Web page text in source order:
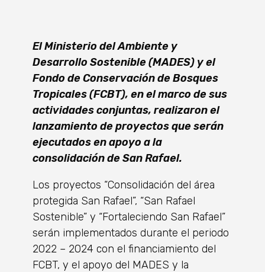
El Ministerio del Ambiente y
Desarrollo Sostenible (MADES) y el
Fondo de Conservación de Bosques
Tropicales (FCBT), en el marco de sus
actividades conjuntas, realizaron el
lanzamiento de proyectos que serán
ejecutados en apoyo a la
consolidación de San Rafael.
Los proyectos “Consolidación del área
protegida San Rafael”, “San Rafael
Sostenible” y “Fortaleciendo San Rafael”
serán implementados durante el periodo
2022 – 2024 con el financiamiento del
FCBT, y el apoyo del MADES y la